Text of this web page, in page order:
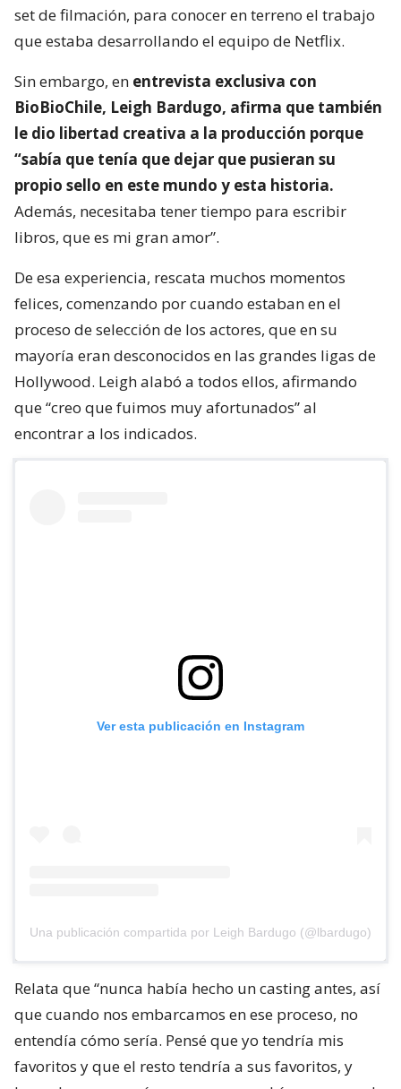
set de filmación, para conocer en terreno el trabajo
que estaba desarrollando el equipo de Netflix.
Sin embargo, en entrevista exclusiva con
BioBioChile, Leigh Bardugo, afirma que también
le dio libertad creativa a la producción porque
“sabía que tenía que dejar que pusieran su
propio sello en este mundo y esta historia.
Además, necesitaba tener tiempo para escribir
libros, que es mi gran amor”.
De esa experiencia, rescata muchos momentos
felices, comenzando por cuando estaban en el
proceso de selección de los actores, que en su
mayoría eran desconocidos en las grandes ligas de
Hollywood. Leigh alabó a todos ellos, afirmando
que “creo que fuimos muy afortunados” al
encontrar a los indicados.
Ver esta publicación en Instagram
Una publicación compartida por Leigh Bardugo (@lbardugo)
Relata que “nunca había hecho un casting antes, así
que cuando nos embarcamos en ese proceso, no
entendía cómo sería. Pensé que yo tendría mis
favoritos y que el resto tendría a sus favoritos, y